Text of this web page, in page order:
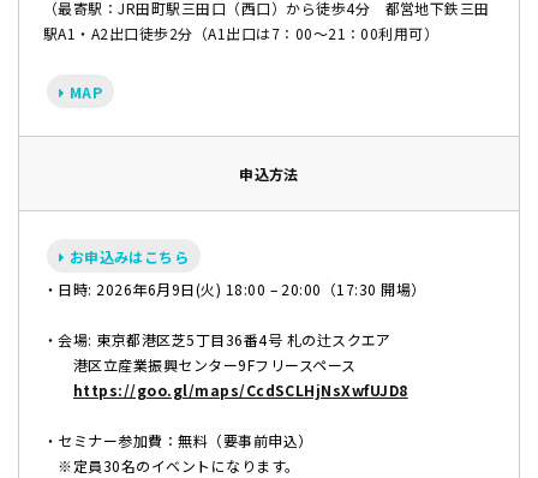
（最寄駅：JR田町駅三田口（西口）から徒歩4分 都営地下鉄三田
駅A1・A2出口徒歩2分（A1出口は7：00～21：00利用可）
MAP
申込方法
お申込みはこちら
・日時: 2026年6月9日(火) 18:00 – 20:00（17:30 開場）
・会場: 東京都港区芝5丁目36番4号 札の辻スクエア
港区立産業振興センター9Fフリースペース
https://goo.gl/maps/CcdSCLHjNsXwfUJD8
・セミナー参加費：無料（要事前申込）
※定員30名のイベントになります。